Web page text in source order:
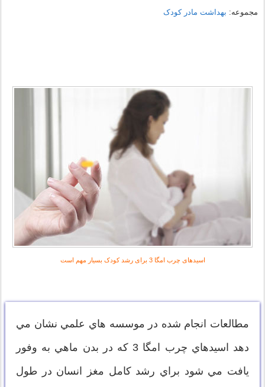
مجموعه: بهداشت مادر کودک
اسیدهای چرب امگا 3 برای رشد کودک بسیار مهم است
مطالعات انجام شده در موسسه هاي علمي نشان مي
دهد اسيدهاي چرب امگا 3 كه در بدن ماهي به وفور
يافت مي شود براي رشد كامل مغز انسان در طول